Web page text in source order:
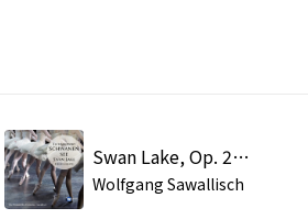
Swan Lake, Op. 20, Act 2: No. 13d, Dance of the Swans. Dance of the Little Swans
Wolfgang Sawallisch